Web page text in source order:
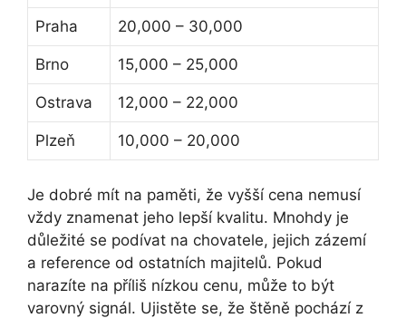
Praha 20,000 – 30,000
Brno 15,000 – 25,000
Ostrava 12,000 – 22,000
Plzeň 10,000 – 20,000
Je dobré mít na paměti, že vyšší cena nemusí
vždy znamenat jeho lepší kvalitu. Mnohdy je
důležité se podívat na chovatele, jejich zázemí
a reference od ostatních majitelů. Pokud
narazíte na příliš nízkou cenu, může to být
varovný signál. Ujistěte se, že štěně pochází z